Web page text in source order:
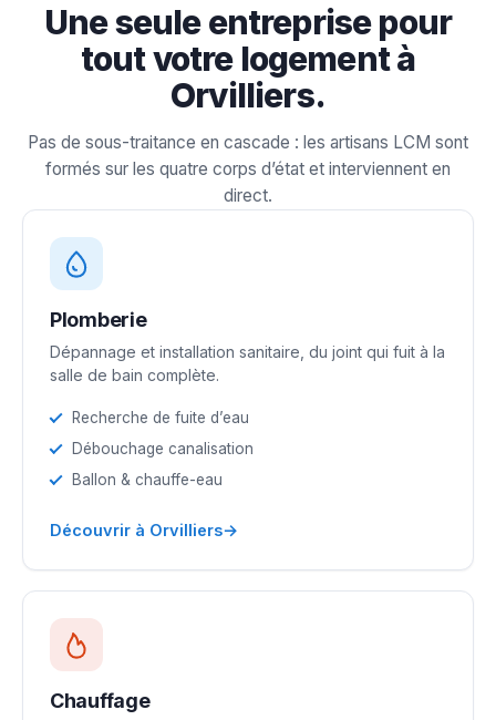
Une seule entreprise pour
tout votre logement à
Orvilliers.
Pas de sous-traitance en cascade : les artisans LCM sont
formés sur les quatre corps d’état et interviennent en
direct.
Plomberie
Dépannage et installation sanitaire, du joint qui fuit à la
salle de bain complète.
Recherche de fuite d’eau
Débouchage canalisation
Ballon & chauffe-eau
Découvrir à Orvilliers→
Chauffage